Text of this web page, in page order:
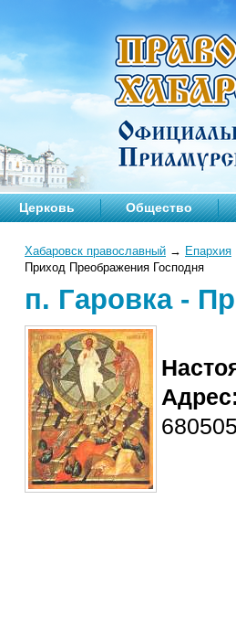
Церковь Общество
Хабаровск православный → Епархия
Приход Преображения Господня
п. Гаровка -